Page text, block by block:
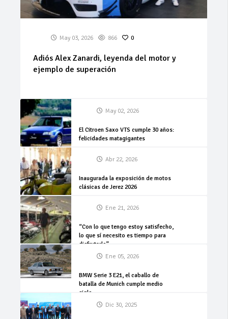
May 03, 2026 866 0
Adiós Alex Zanardi, leyenda del motor y
ejemplo de superación
May 02, 2026
El Citroen Saxo VTS cumple 30 años:
felicidades matagigantes
Abr 22, 2026
Inaugurada la exposición de motos
clásicas de Jerez 2026
Ene 21, 2026
“Con lo que tengo estoy satisfecho,
lo que sí necesito es tiempo para
disfrutarlo”
Ene 05, 2026
BMW Serie 3 E21, el caballo de
batalla de Munich cumple medio
siglo
Dic 30, 2025